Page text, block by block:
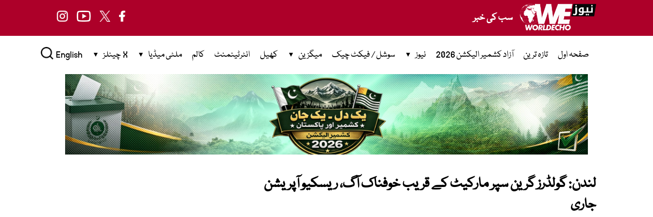
سب کی خبر
صفحہ اول تازہ ترین آزاد کشمیر الیکشن 2026 نیوز سوشل / فیکٹ چیک میگزین کھیل انٹرٹینمنٹ کالم ملٹی میڈیا X چینلز English
لندن: گولڈرز گرین سپر مارکیٹ کے قریب خوفناک آگ، ریسکیو آپریشن
جاری